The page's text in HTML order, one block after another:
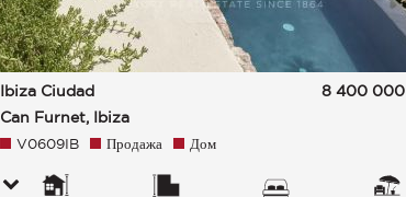
Ibiza Ciudad
Can Furnet, Ibiza
8 400 000
V0609IB Продажа Дом